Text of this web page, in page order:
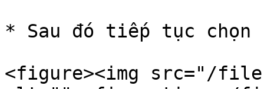
* Sau đó tiếp tục chọn
<figure><img src="/files/